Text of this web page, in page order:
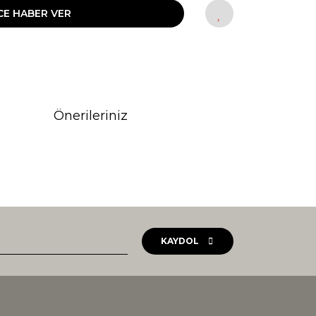
HABER VER
Önerileriniz
KAYDOL